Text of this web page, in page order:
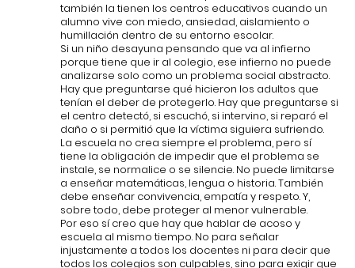
también la tienen los centros educativos cuando un
alumno vive con miedo, ansiedad, aislamiento o
humillación dentro de su entorno escolar.
Si un niño desayuna pensando que va al infierno
porque tiene que ir al colegio, ese infierno no puede
analizarse solo como un problema social abstracto.
Hay que preguntarse qué hicieron los adultos que
tenían el deber de protegerlo. Hay que preguntarse si
el centro detectó, si escuchó, si intervino, si reparó el
daño o si permitió que la víctima siguiera sufriendo.
La escuela no crea siempre el problema, pero sí
tiene la obligación de impedir que el problema se
instale, se normalice o se silencie. No puede limitarse
a enseñar matemáticas, lengua o historia. También
debe enseñar convivencia, empatía y respeto. Y,
sobre todo, debe proteger al menor vulnerable.
Por eso sí creo que hay que hablar de acoso y
escuela al mismo tiempo. No para señalar
injustamente a todos los docentes ni para decir que
todos los colegios son culpables, sino para exigir que